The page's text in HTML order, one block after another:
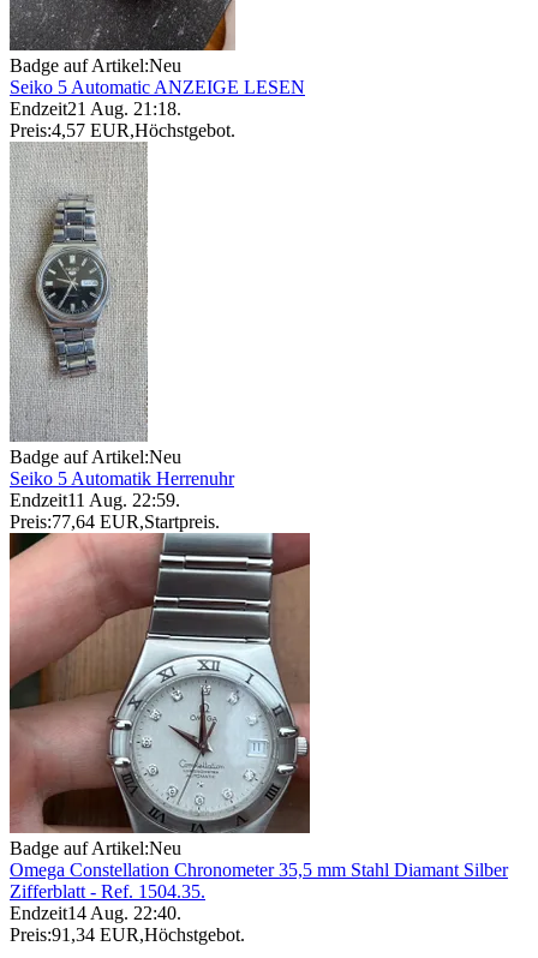
Badge auf Artikel:Neu
Seiko 5 Automatic ANZEIGE LESEN
Endzeit21 Aug. 21:18.
Preis:4,57 EUR,Höchstgebot.
Badge auf Artikel:Neu
Seiko 5 Automatik Herrenuhr
Endzeit11 Aug. 22:59.
Preis:77,64 EUR,Startpreis.
Badge auf Artikel:Neu
Omega Constellation Chronometer 35,5 mm Stahl Diamant Silber
Zifferblatt - Ref. 1504.35.
Endzeit14 Aug. 22:40.
Preis:91,34 EUR,Höchstgebot.